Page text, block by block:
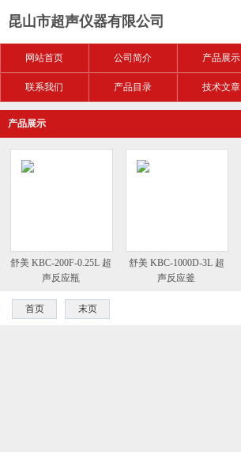
昆山市超声仪器有限公司
网站首页 公司简介 产品展示
联系我们 产品目录 技术文章
产品展示
舒美 KBC-200F-0.25L 超
声反应瓶
舒美 KBC-1000D-3L 超
声反应釜
首页 末页